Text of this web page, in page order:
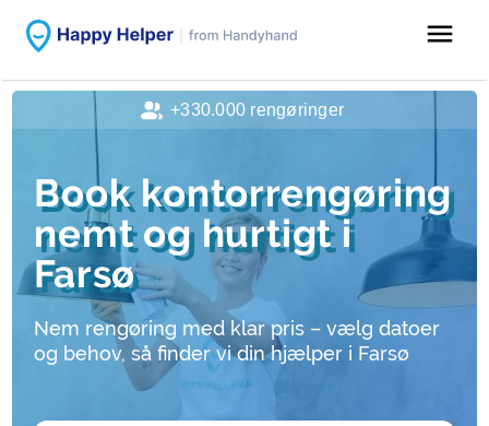
menu
Book kontorrengøring
nemt og hurtigt i
Farsø
Nem rengøring med klar pris – vælg datoer
og behov, så finder vi din hjælper i Farsø
+330.000 rengøringer